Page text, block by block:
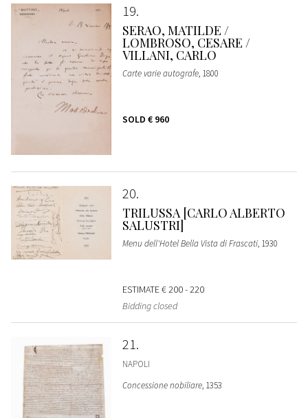
19
SERAO, MATILDE /
LOMBROSO, CESARE /
VILLANI, CARLO
Carte varie autografe, 1800
SOLD € 960
20
TRILUSSA [CARLO ALBERTO
SALUSTRI]
Menu dell'Hotel Bella Vista di Frascati, 1930
ESTIMATE€ 200 - 220
Bidding closed
21
NAPOLI
Concessione nobiliare, 1353